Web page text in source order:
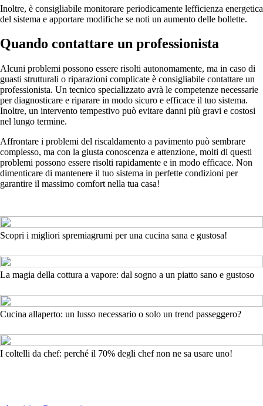
Inoltre, è consigliabile monitorare periodicamente lefficienza energetica
del sistema e apportare modifiche se noti un aumento delle bollette.
Quando contattare un professionista
Alcuni problemi possono essere risolti autonomamente, ma in caso di
guasti strutturali o riparazioni complicate è consigliabile contattare un
professionista. Un tecnico specializzato avrà le competenze necessarie
per diagnosticare e riparare in modo sicuro e efficace il tuo sistema.
Inoltre, un intervento tempestivo può evitare danni più gravi e costosi
nel lungo termine.
Affrontare i problemi del riscaldamento a pavimento può sembrare
complesso, ma con la giusta conoscenza e attenzione, molti di questi
problemi possono essere risolti rapidamente e in modo efficace. Non
dimenticare di mantenere il tuo sistema in perfette condizioni per
garantire il massimo comfort nella tua casa!
Scopri i migliori spremiagrumi per una cucina sana e gustosa!
La magia della cottura a vapore: dal sogno a un piatto sano e gustoso
Cucina allaperto: un lusso necessario o solo un trend passeggero?
I coltelli da chef: perché il 70% degli chef non ne sa usare uno!